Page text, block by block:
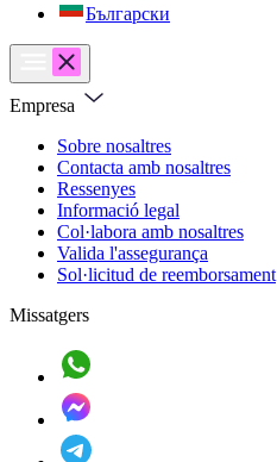
Български
Empresa
Sobre nosaltres
Contacta amb nosaltres
Ressenyes
Informació legal
Col·labora amb nosaltres
Valida l'assegurança
Sol·licitud de reemborsament
Missatgers